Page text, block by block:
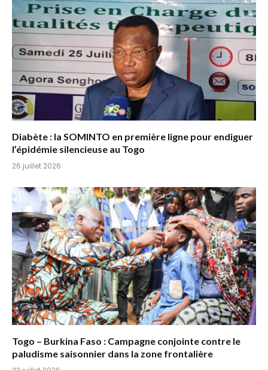
Diabète : la SOMINTO en première ligne pour endiguer
l’épidémie silencieuse au Togo
26 juillet 2026
Togo – Burkina Faso : Campagne conjointe contre le
paludisme saisonnier dans la zone frontalière